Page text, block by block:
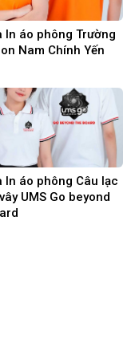
In áo phông Trường
Nam Chính Yến
In áo phông Câu lạc
UMS Go beyond